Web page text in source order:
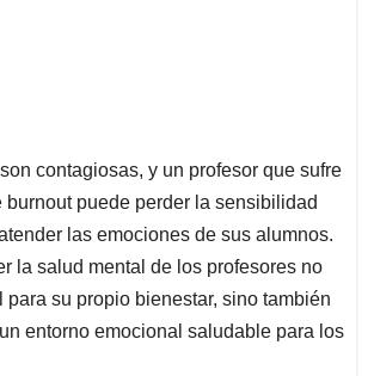
contagiosas, y un profesor que sufre
burnout puede perder la sensibilidad
las emociones de sus alumnos.
la salud mental de los profesores no
para su propio bienestar, sino también
entorno emocional saludable para los